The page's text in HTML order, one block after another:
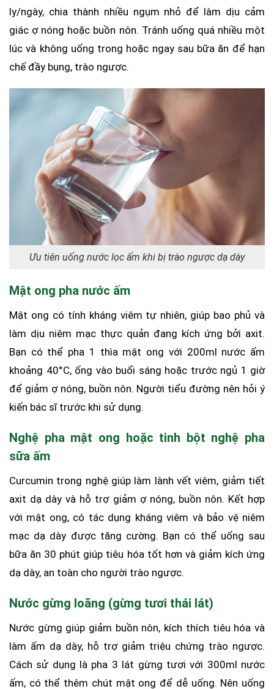
ly/ngày, chia thành nhiều ngụm nhỏ để làm dịu cảm
giác ợ nóng hoặc buồn nôn. Tránh uống quá nhiều một
lúc và không uống trong hoặc ngay sau bữa ăn để hạn
chế đầy bụng, trào ngược.
Ưu tiên uống nước lọc ấm khi bị trào ngược dạ dày
Mật ong pha nước ấm
Mật ong có tính kháng viêm tự nhiên, giúp bao phủ và
làm dịu niêm mạc thực quản đang kích ứng bởi axit.
Bạn có thể pha 1 thìa mật ong với 200ml nước ấm
khoảng 40°C, ống vào buổi sáng hoặc trước ngủ 1 giờ
để giảm ợ nóng, buồn nôn. Người tiểu đường nên hỏi ý
kiến bác sĩ trước khi sử dụng.
Nghệ pha mật ong hoặc tinh bột nghệ pha
sữa ấm
Curcumin trong nghệ giúp làm lành vết viêm, giảm tiết
axit dạ dày và hỗ trợ giảm ợ nóng, buồn nôn. Kết hợp
với mật ong, có tác dụng kháng viêm và bảo vệ niêm
mạc dạ dày được tăng cường. Bạn có thể uống sau
bữa ăn 30 phút giúp tiêu hóa tốt hơn và giảm kích ứng
dạ dày, an toàn cho người trào ngược.
Nước gừng loãng (gừng tươi thái lát)
Nước gừng giúp giảm buồn nôn, kích thích tiêu hóa và
làm ấm dạ dày, hỗ trợ giảm triệu chứng trào ngược.
Cách sử dụng là pha 3 lát gừng tươi với 300ml nước
ấm, có thể thêm chút mật ong để dễ uống. Nên uống